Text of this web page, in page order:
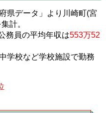
県データ」より川崎町(宮
計。
務員の平均年収は553万52
学校など学校施設で勤務